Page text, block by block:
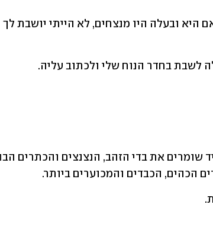
לשבת בחדר הנוח שלי ולכתוב עליה.
הכהים, הכבדים והמכוערים ביותר.